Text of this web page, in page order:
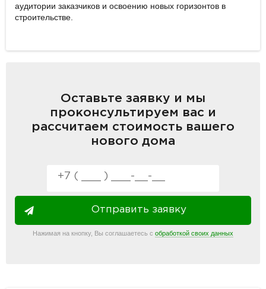
аудитории заказчиков и освоению новых горизонтов в
строительстве.
Оставьте заявку и мы
проконсультируем вас и
рассчитаем стоимость вашего
нового дома
Отправить заявку
Нажимая на кнопку, Вы соглашаетесь с обработкой своих данных